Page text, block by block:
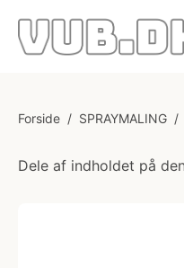
Forside / SPRAYMALING /
Dele af indholdet på